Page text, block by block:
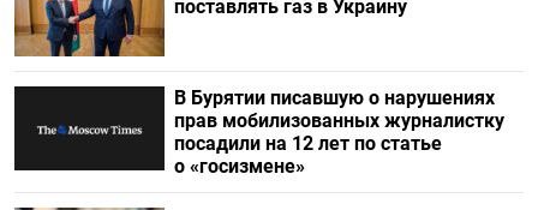
поставлять газ в Украину
В Бурятии писавшую о нарушениях
прав мобилизованных журналистку
посадили на 12 лет по статье
о «госизмене»